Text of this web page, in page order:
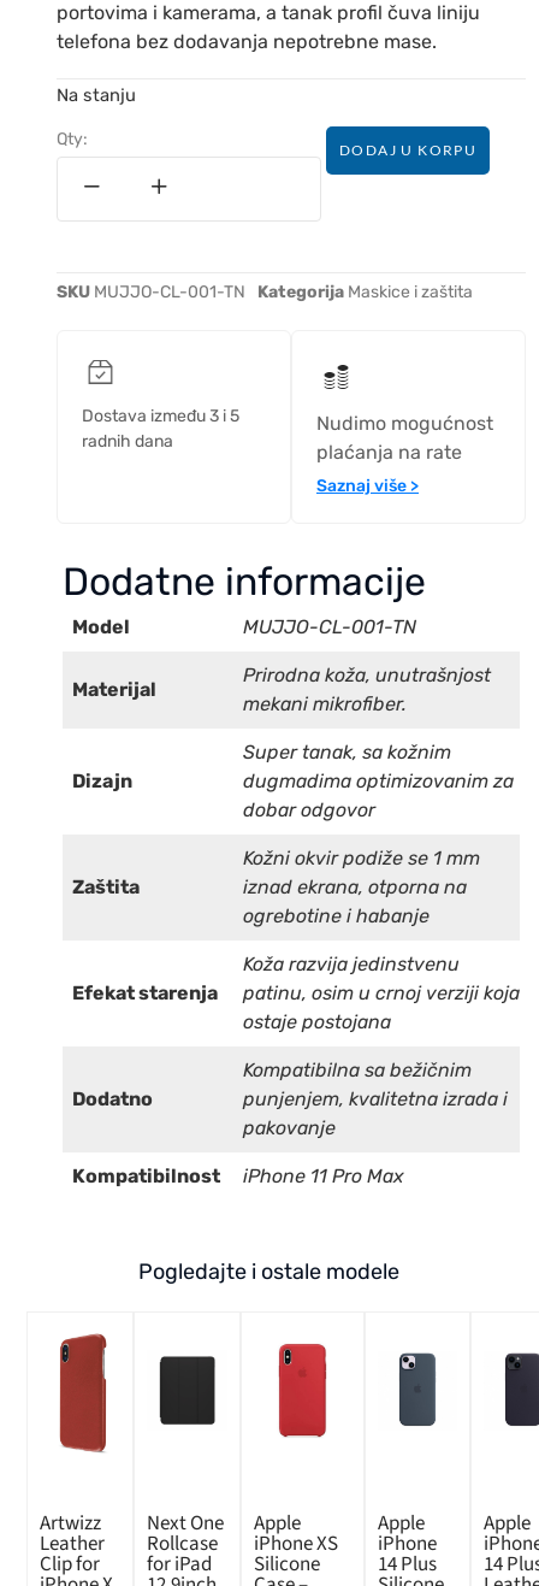
portovima i kamerama, a tanak profil čuva liniju
telefona bez dodavanja nepotrebne mase.
Na stanju
Qty:
DODAJ U KORPU
SKU MUJJO-CL-001-TN Kategorija Maskice i zaštita
Dostava između 3 i 5
radnih dana
Nudimo mogućnost
plaćanja na rate
Saznaj više >
Dodatne informacije
Model MUJJO-CL-001-TN
Materijal
Prirodna koža, unutrašnjost
mekani mikrofiber.
Dizajn
Super tanak, sa kožnim
dugmadima optimizovanim za
dobar odgovor
Zaštita
Kožni okvir podiže se 1 mm
iznad ekrana, otporna na
ogrebotine i habanje
Efekat starenja
Koža razvija jedinstvenu
patinu, osim u crnoj verziji koja
ostaje postojana
Dodatno
Kompatibilna sa bežičnim
punjenjem, kvalitetna izrada i
pakovanje
Kompatibilnost iPhone 11 Pro Max
Pogledajte i ostale modele
Artwizz
Leather
Clip for
Next One
Rollcase
for iPad
Apple
iPhone XS
Silicone
Apple
iPhone
14 Plus
Apple
14